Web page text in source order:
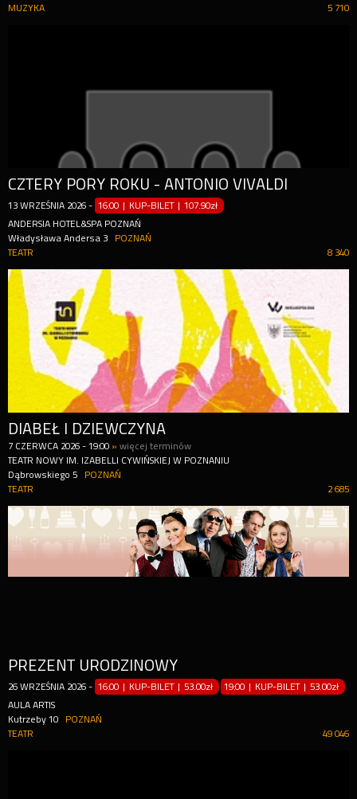
5 710
MUZYKA
CZTERY PORY ROKU - ANTONIO VIVALDI
13 WRZEŚNIA 2026 - 16:00 | KUP-BILET |107.90zł
ANDERSIA HOTEL&SPA POZNAŃ
Władysława Andersa 3
POZNAŃ
8 340
TEATR
DIABEŁ I DZIEWCZYNA
7 CZERWCA 2026 -19:00 »więcej terminów
TEATR NOWY IM. IZABELLI CYWIŃSKIEJ W POZNANIU
Dąbrowskiego 5
POZNAŃ
2 685
TEATR
PREZENT URODZINOWY
26 WRZEŚNIA 2026 - 16:00 | KUP-BILET | 53.00zł 19:00 | KUP-BILET | 53.00zł
AULA ARTIS
Kutrzeby 10
POZNAŃ
49 046
TEATR